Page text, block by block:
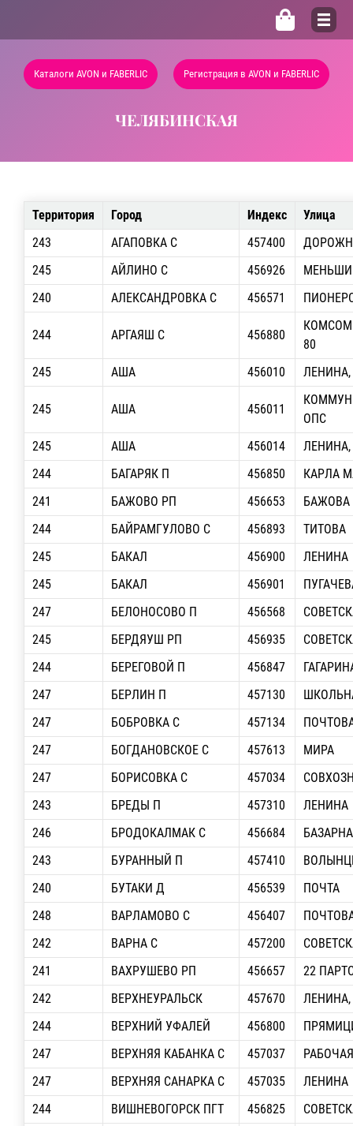
Каталоги AVON и FABERLIC Регистрация в AVON и FABERLIC
ЧЕЛЯБИНСКАЯ
Территория Город Индекс
Улица
243
АГАПОВКА С 457400
245
АЙЛИНО С 456926
240
АЛЕКСАНДРОВКА С 456571
244 АРГАЯШ С 456880
80
245
АША 456010
245 АША 456011
ОПС
245
АША 456014
244
БАГАРЯК П 456850
КАРЛА
241
БАЖОВО РП 456653
БАЖОВА
244
БАЙРАМГУЛОВО С 456893
ТИТОВА
245
БАКАЛ 456900
ЛЕНИНА
245
БАКАЛ 456901
247
БЕЛОНОСОВО П 456568
245
БЕРДЯУШ РП 456935
244
БЕРЕГОВОЙ П 456847
247
БЕРЛИН П 457130
247
БОБРОВКА С 457134
247
БОГДАНОВСКОЕ С 457613
МИРА
247
БОРИСОВКА С 457034
243
БРЕДЫ П 457310
ЛЕНИНА
246
БРОДОКАЛМАК С 456684
243
БУРАННЫЙ П 457410
240
БУТАКИ Д 456539
ПОЧТА
248
ВАРЛАМОВО С 456407
242
ВАРНА С 457200
241
ВАХРУШЕВО РП 456657
22
242
ВЕРХНЕУРАЛЬСК 457670
244
ВЕРХНИЙ УФАЛЕЙ 456800
247
ВЕРХНЯЯ КАБАНКА С 457037
РАБОЧАЯ
247
ВЕРХНЯЯ САНАРКА С 457035
ЛЕНИНА
244
ВИШНЕВОГОРСК ПГТ 456825